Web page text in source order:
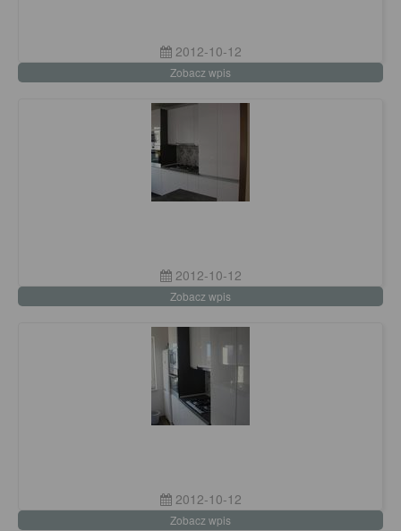
2012-10-12
Zobacz wpis
2012-10-12
Zobacz wpis
2012-10-12
Zobacz wpis